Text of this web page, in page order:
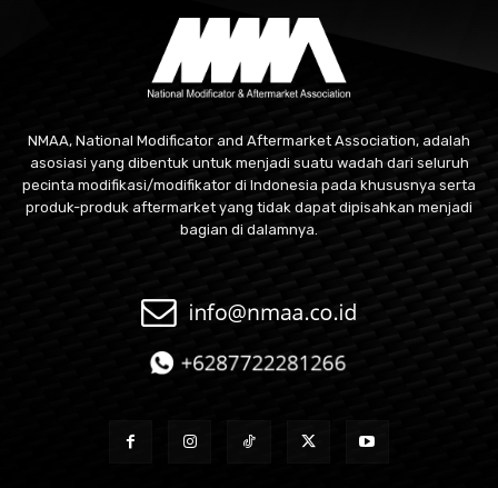
NMAA, National Modificator and Aftermarket Association, adalah
asosiasi yang dibentuk untuk menjadi suatu wadah dari seluruh
pecinta modifikasi/modifikator di Indonesia pada khususnya serta
produk-produk aftermarket yang tidak dapat dipisahkan menjadi
bagian di dalamnya.